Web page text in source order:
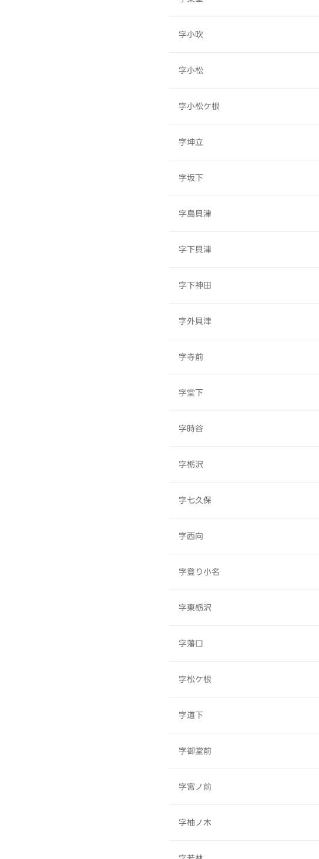
字小吹
字小松
字小松ケ根
字坤立
字坂下
字島貝津
字下貝津
字下神田
字外貝津
字寺前
字堂下
字時谷
字栃沢
字七久保
字西向
字登り小名
字東栃沢
字藩口
字松ケ根
字道下
字御堂前
字宮ノ前
字柚ノ木